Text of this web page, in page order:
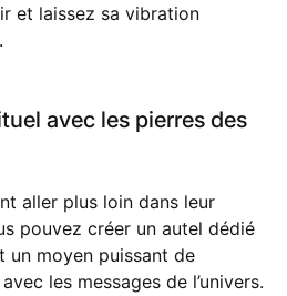
et laissez sa vibration
avec les pierres des
aller plus loin dans leur
pouvez créer un autel dédié
un moyen puissant de
les messages de l’univers.